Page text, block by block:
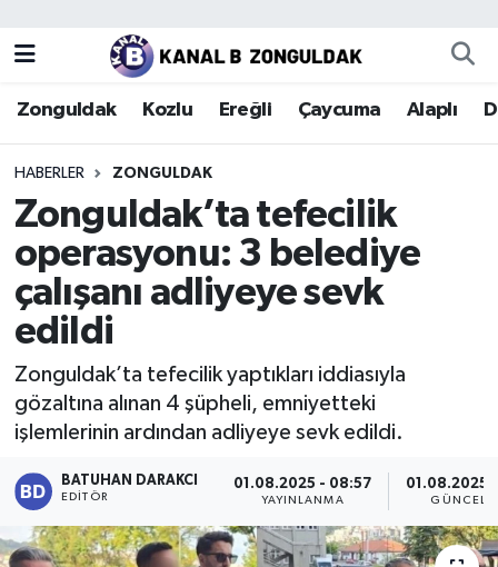
Zonguldak Kozlu Ereğli Çaycuma Alaplı
HABERLER ZONGULDAK
Zonguldak’ta tefecilik
operasyonu: 3 belediye
çalışanı adliyeye sevk
edildi
Zonguldak’ta tefecilik yaptıkları iddiasıyla
gözaltına alınan 4 şüpheli, emniyetteki
işlemlerinin ardından adliyeye sevk edildi.
BATUHAN DARAKCI
EDITÖR
01.08.2025 - 08:57
YAYINLANMA
01.08.2025
Zonguldak
Kozlu
Çaycuma
Alaplı
Devrek
Gökçebey
Bartın
Karabük
Zonguldak Nöbetçi Eczaneler
Zonguldak Hava Durumu
Zonguldak Trafik Yoğunluk Haritası
Puan Durumu ve Fikstür
Tüm Manşetler
Son Dakika Haberleri
Haber Arşivi